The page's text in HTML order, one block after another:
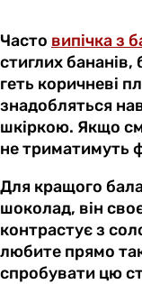
Часто випічка з
стиглих
геть коричневі
знадобляться
шкіркою. Якщо
не триматимуть
Для кращого
шоколад, він
контрастує з
любите прямо
спробувати цю